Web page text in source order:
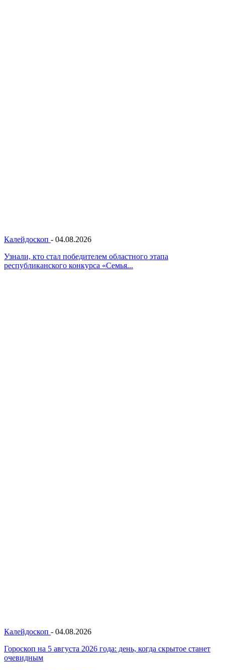
Калейдоскоп - 04.08.2026
Узнали, кто стал победителем областного этапа
республиканского конкурса «Семья...
Калейдоскоп - 04.08.2026
Гороскоп на 5 августа 2026 года: день, когда скрытое станет
очевидным